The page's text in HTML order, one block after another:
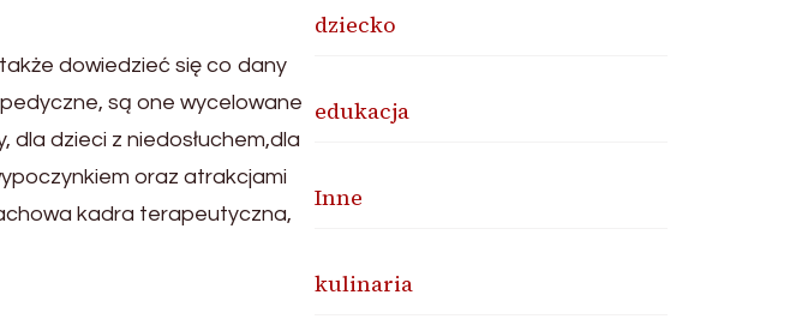
dowiedzieć się co dany
są one wycelowane
dla dzieci z niedosłuchem,dla
oraz atrakcjami
kadra terapeutyczna,
dziecko
edukacja
Inne
kulinaria